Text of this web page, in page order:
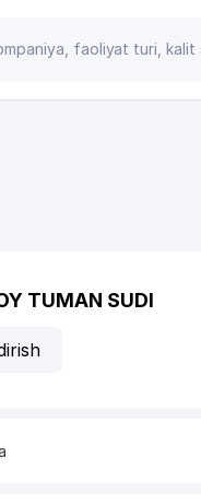
TUMAN SUDI